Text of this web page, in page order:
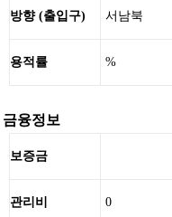
방향 (출입구) 서남북
용적률 %
금융정보
보증금
관리비 0